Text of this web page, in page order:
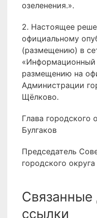
озеленения.».
2. Настоящее
официальному
(размещению) в
размещению на
Администрации
Щёлково.
Глава городского
Булгаков
Председатель
городского
ссылки